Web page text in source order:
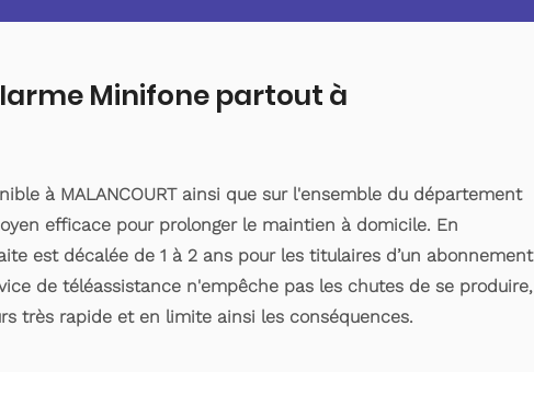
Minifone partout à
à MALANCOURT ainsi que sur l'ensemble du département
efficace pour prolonger le maintien à domicile. En
est décalée de 1 à 2 ans pour les titulaires d’un abonnement
de téléassistance n'empêche pas les chutes de se produire,
très rapide et en limite ainsi les conséquences.